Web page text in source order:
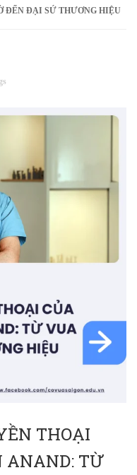
ĐẾN ĐẠI SỨ THƯƠNG HIỆU
THOẠI
ANAND: TỪ